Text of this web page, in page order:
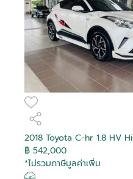
2018 Toyota C-hr 1.8 HV Hi
฿ 542,000
*ไม่รวมภาษีมูลค่าเพิ่ม